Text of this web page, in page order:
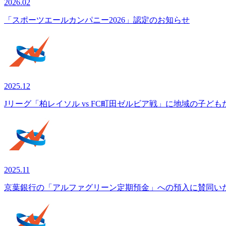
2026.02
「スポーツエールカンパニー2026」認定のお知らせ
2025.12
Jリーグ「柏レイソル vs FC町田ゼルビア戦」に地域の子ども
2025.11
京葉銀行の「アルファグリーン定期預金」への預入に賛同い